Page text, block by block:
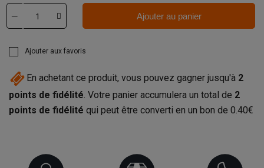
Ajouter au panier
Ajouter aux favoris
En achetant ce produit, vous pouvez gagner jusqu'à 2
points de fidélité. Votre panier accumulera un total de 2
points de fidélité qui peut être converti en un bon de 0.40€